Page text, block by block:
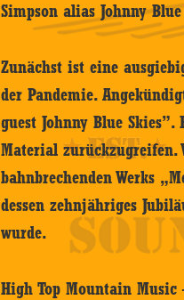
Simpson alias Johnny
Zunächst ist eine
der Pandemie.
guest Johnny Blue
Material zurückzugreifen.
bahnbrechenden Werks
dessen zehnjähriges
wurde.
High Top Mountain